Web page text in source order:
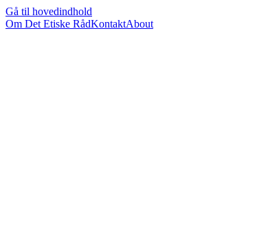
Gå til hovedindhold
Om Det Etiske RådKontaktAbout